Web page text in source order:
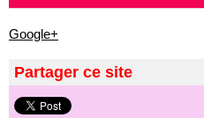
Google+
Partager ce site